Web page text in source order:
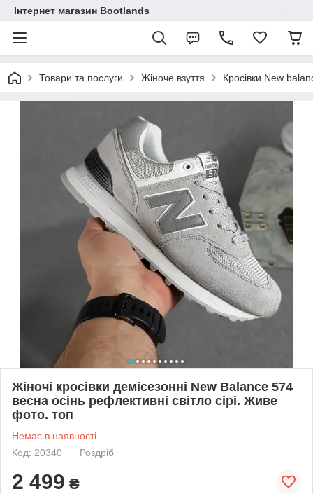
Інтернет магазин Bootlands
Товари та послуги Жіноче взуття Кросівки New
Жіночі кросівки демісезонні New Balance 574
весна осінь рефлективні світло сірі. Живе
фото. топ
Немає в наявності
Код: 20340
Роздріб
2 499 ₴